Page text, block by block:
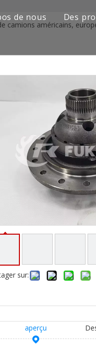
de nous Des
camions américains,
sur:
aperçu